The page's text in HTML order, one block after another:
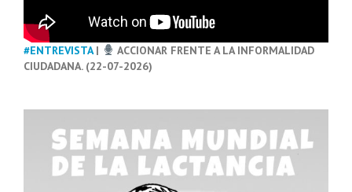
#ENTREVISTA|
ACCIONAR FRENTE A LA INFORMALIDAD
CIUDADANA. (22-07-2026)